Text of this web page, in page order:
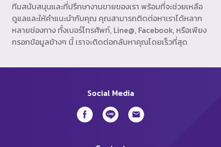
ทีมสนับสนุนและที่ปรึกษางานขายของเรา พร้อมที่จะช่วยเหลือ
ดูแลและให้คำแนะนำกับคุณ คุณสามารถติดต่อหาเราได้หลาก
หลายช่องทาง ทั้งเบอร์โทรศัพท์, Line@, Facebook, หรือเพียง
กรอกข้อมูลข้างๆ นี้ เราจะติดต่อกลับหาคุณโดยเร็วที่สุด
Social Media